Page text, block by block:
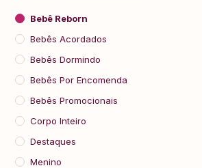
Bebê Reborn
Bebês Acordados
Bebês Dormindo
Bebês Por Encomenda
Bebês Promocionais
Corpo Inteiro
Destaques
Menino